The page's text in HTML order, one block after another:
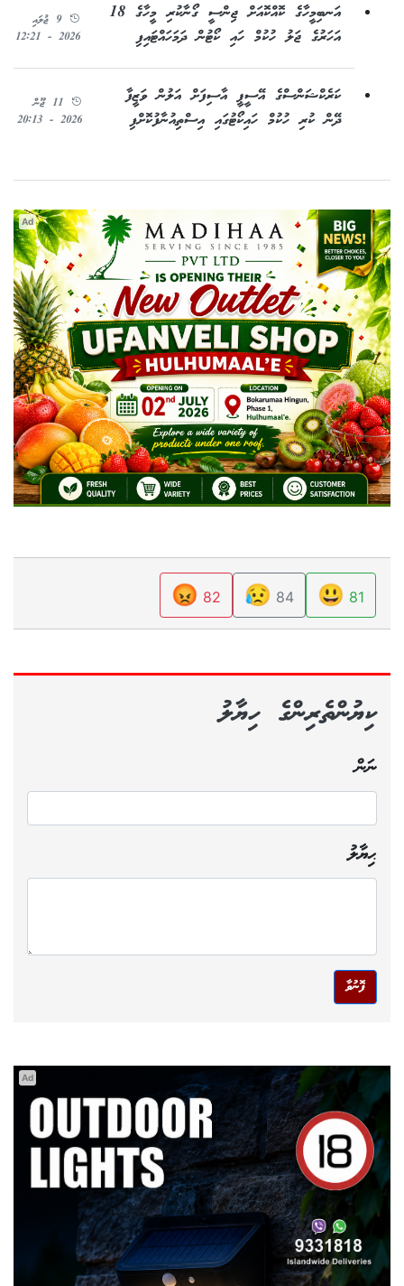
އަނބިމީހާގެ ކޮއްކޮއަށް ޖިންސީ ގޯނާކުރި މީހާގެ 18
އަހަރުގެ ޖަލު ހުކުމް ހައި ކޯޓުން ދަމަހައްޓައިފި
9 ޖުލައި
2026 - 12:21
ކަރެކްޝަންސްގެ އޭސީޕީ އާސިފަށް އަލުން ވަޒީފާ
ދޭން ކުރި ހުކުމް ހައިކޯޓުގައި އިސްތިއުނާފުކޮށްފި
11 ޖޫން
2026 - 20:13
Ad
81
😃
84
😥
82
😡
ކިޔުންތެރިންގެ ހިޔާލު
ނަން
ޙިޔާލު
ފޮނުވާ
Ad